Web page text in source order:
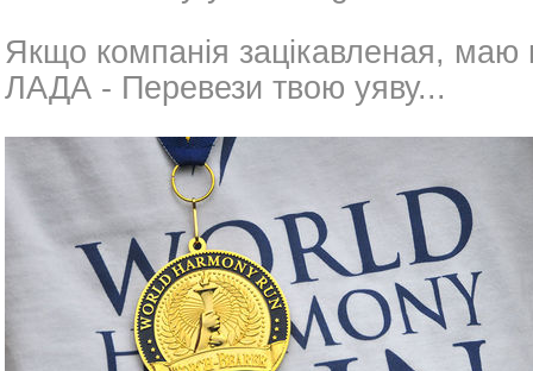
Якщо компанія зацікавленая, маю
ЛАДА - Перевези твою уяву...